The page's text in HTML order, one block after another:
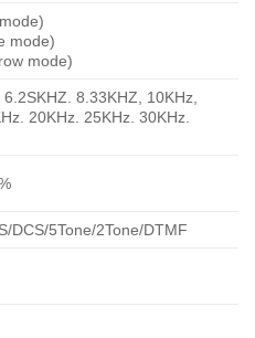
mode)
mode)
8.33KHZ, 10KHz,
20KHz. 25KHz. 30KHz.
DCS/5Tone/2Tone/DTMF